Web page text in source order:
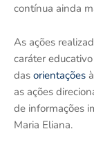
contínua ainda
As ações
caráter
das orientações
as ações
de informações
Maria Eliana.